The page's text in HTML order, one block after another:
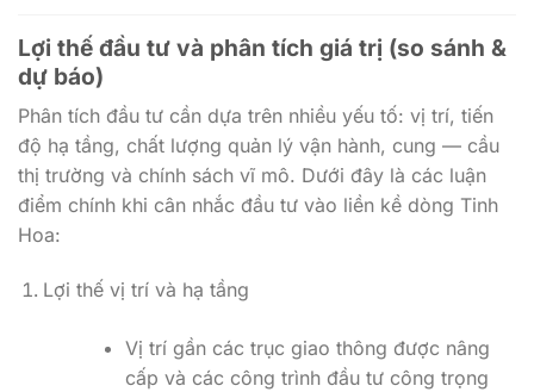
Lợi thế đầu tư và phân tích giá trị (so sánh &
dự báo)
Phân tích đầu tư cần dựa trên nhiều yếu tố: vị trí, tiến
độ hạ tầng, chất lượng quản lý vận hành, cung — cầu
thị trường và chính sách vĩ mô. Dưới đây là các luận
điểm chính khi cân nhắc đầu tư vào liền kề dòng Tinh
Hoa:
Lợi thế vị trí và hạ tầng
Vị trí gần các trục giao thông được nâng
cấp và các công trình đầu tư công trọng